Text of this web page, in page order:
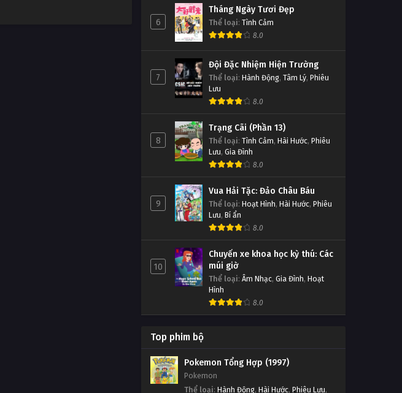
6
Tháng Ngày Tươi Đẹp
Thể loại: Tình Cảm
8.0
7
Đội Đặc Nhiệm Hiện Trường
Thể loại: Hành Động, Tâm Lý, Phiêu
Lưu
8.0
8
Trạng Cãi (Phần 13)
Thể loại: Tình Cảm, Hài Hước, Phiêu
Lưu, Gia Đình
8.0
9
Vua Hải Tặc: Đảo Châu Báu
Thể loại: Hoạt Hình, Hài Hước, Phiêu
Lưu, Bí ẩn
8.0
10
Chuyến xe khoa học kỳ thú: Các
múi giờ
Thể loại: Âm Nhạc, Gia Đình, Hoạt
Hình
8.0
Top phim bộ
Pokemon Tổng Hợp (1997)
Pokemon
Thể loại: Hành Động, Hài Hước, Phiêu Lưu,